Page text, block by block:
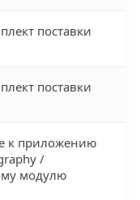
поставки
поставки
к приложению
/
модулю